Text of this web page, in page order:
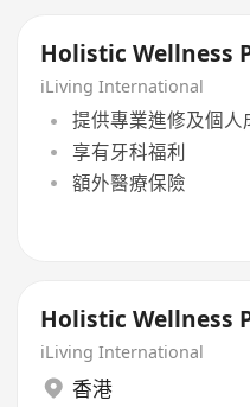
Holistic Wellness
iLiving International
提供專業進修及個人
享有牙科福利
額外醫療保險
Holistic Wellness
iLiving International
香港